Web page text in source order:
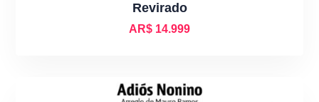
Revirado
AR$ 14.999